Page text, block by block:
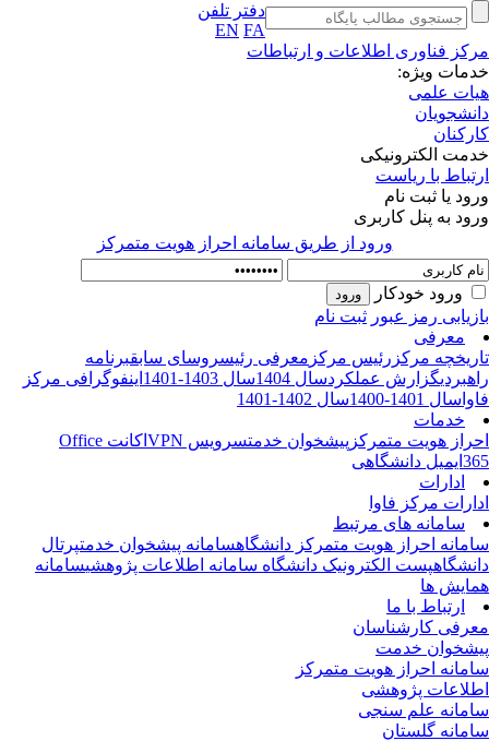
دفتر تلفن
EN FA
فناوری اطلاعات و ارتباطات
ویژه:
علمی
الکترونیکی
با ریاست
یا ثبت نام
به پنل کاربری
ورود از طريق سامانه احراز هويت متمركز
ورود خودکار
رمز عبور ثبت نام
معرفی
مرکزرئیس مرکزمعرفی رئیسروسای سابقبرنامه
گزارش عملکرد سال 1404 سال 1403-1401
اینفوگرافی مرکز
سال 1401-1400
سال 1402-1401
خدمات
هویت متمرکزپیشخوان خدمتسرویس VPN
اکانت Office
ایمیل دانشگاهی
ادارات
مرکز فاوا
سامانه های مرتبط
احراز هویت متمرکز دانشگاهسامانه پیشخوان خدمتپرتال
پست الکترونیک دانشگاهسامانه اطلاعات پژوهشیسامانه
ها
ارتباط با ما
کارشناسان
خدمت
احراز هویت متمرکز
پژوهشی
علم سنجی
گلستان